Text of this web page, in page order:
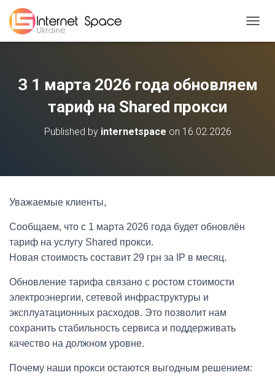
З 1 марта 2026 года обновляем
тариф на Shared прокси
Published by internetspace on 16.02.2026
Уважаемые клиенты,
Сообщаем, что с 1 марта 2026 года будет обновлён
тариф на услугу Shared прокси.
Новая стоимость составит 29 грн за IP в месяц.
Обновление тарифа связано с ростом стоимости
электроэнергии, сетевой инфраструктуры и
эксплуатационных расходов. Это позволит нам
сохранить стабильность сервиса и поддерживать
качество на должном уровне.
Почему наши прокси остаются выгодным решением: